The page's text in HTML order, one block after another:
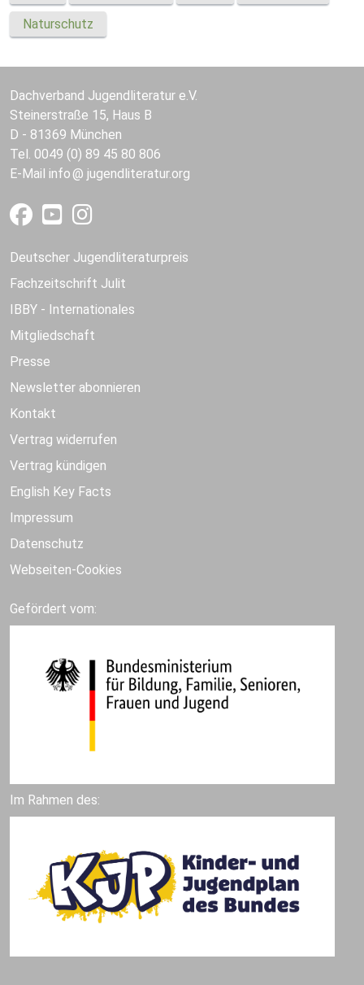
Naturschutz
Dachverband Jugendliteratur e.V.
Steinerstraße 15, Haus B
D - 81369 München
Tel. 0049 (0) 89 45 80 806
E-Mail info jugendliteratur.org
Deutscher Jugendliteraturpreis
Fachzeitschrift Julit
IBBY - Internationales
Mitgliedschaft
Presse
Newsletter abonnieren
Kontakt
Vertrag widerrufen
Vertrag kündigen
English Key Facts
Impressum
Datenschutz
Webseiten-Cookies
Gefördert vom:
Im Rahmen des: